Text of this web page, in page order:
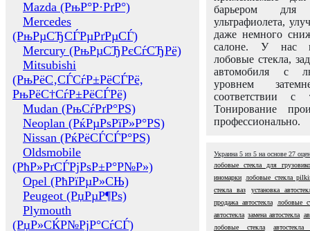
Mazda (РњР°Р·РґР°)
Mercedes
(РњРµСЂСЃРµРґРµСЃ)
Mercury (РњРµСЂРєСѓСЂРё)
Mitsubishi
(РњРёС‚СЃСѓР±РёСЃРё,
РњРёС†СѓР±РёСЃРё)
Mudan (РњСѓРґР°РЅ)
Neoplan (РќРµРѕРїР»Р°РЅ)
Nissan (РќРёСЃСЃР°РЅ)
Oldsmobile
(РћР»РґСЃРјРѕР±Р°Р№Р»)
Opel (РћРїРµР»СЊ)
Peugeot (РџРµР¶Рѕ)
Plymouth
(РџР»СЌР№РјР°СѓСЃ)
барьером для
ультрафиолета,
даже немного
салоне. У нас
лобовые стекла,
автомобиля с
уровнем
соответствии с
Тонирование
профессионально.
Украина 5 из 5 на основе 27
лобовые стекла для
иномарки
лобовые стекла
стекла ваз
установка
продажа автостекла
лобовые
автостекла замена автостекла
лобовые стекла